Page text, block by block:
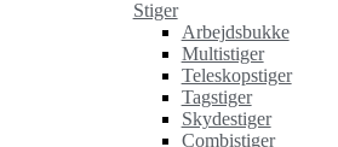
Stiger
Arbejdsbukke
Multistiger
Teleskopstiger
Tagstiger
Skydestiger
Combistiger